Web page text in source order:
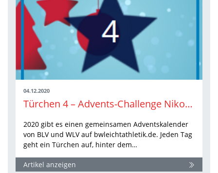
04.12.2020
Türchen 4 – Advents-Challenge Niko-Lauf
2020 gibt es einen gemeinsamen Adventskalender
von BLV und WLV auf bwleichtathletik.de. Jeden Tag
geht ein Türchen auf, hinter dem…
Artikel anzeigen